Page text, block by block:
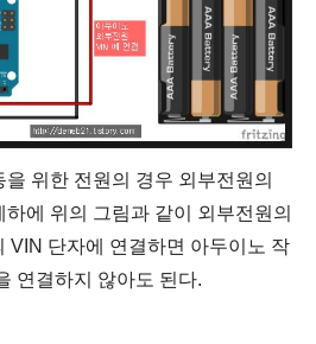
을 위한 전원의 경우 외부전원의
에 위의 그림과 같이 외부전원의
VIN 단자에 연결하면 아두이노 작
연결하지 않아도 된다.